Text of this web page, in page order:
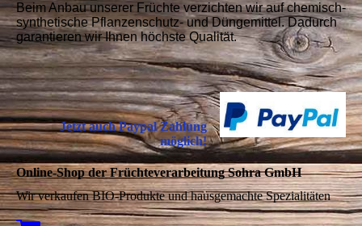
Beim Anbau unserer Früchte verzichten wir auf chemisch-
synthetische Pflanzenschutz- und Düngemittel. Dadurch
garantieren wir Ihnen höchste Qualität.
Jetzt auch Paypal Zahlung
möglich!
Online-Shop der Früchteverarbeitung Sohra GmbH
Wir verkaufen BIO-Produkte und hausgemachte Spezialitäten